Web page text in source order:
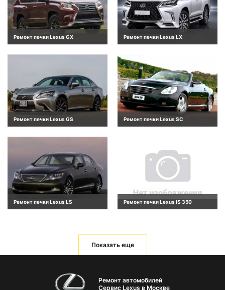
Ремонт печки Lexus GX Ремонт печки Lexus LX
Ремонт печки Lexus GS Ремонт печки Lexus SC
Ремонт печки Lexus LS Ремонт печки Lexus IS 350
Показать еще
Ремонт автомобилей
Сервис Lexus в Москве